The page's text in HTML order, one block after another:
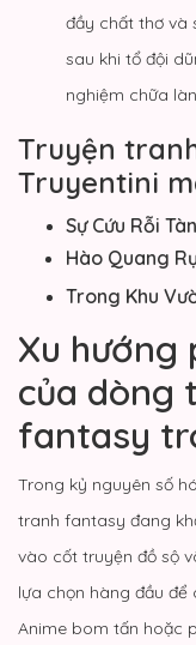
đầy chất thơ và
sau khi tổ đội
nghiệm chữa
Truyện
Truyentini
Sự Cứu Rỗi
Hào Quang
Trong Khu
Xu
của dòng
fantasy
Trong kỷ nguyên số
tranh fantasy đang
vào cốt truyện đồ sộ
lựa chọn hàng đầu
Anime bom tấn hoặc